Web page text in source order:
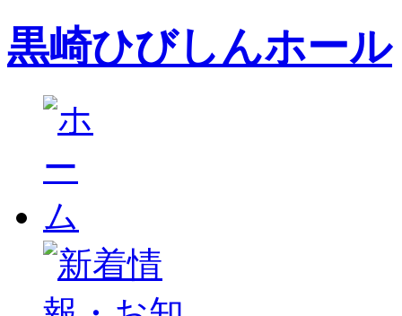
黒崎ひびしんホール